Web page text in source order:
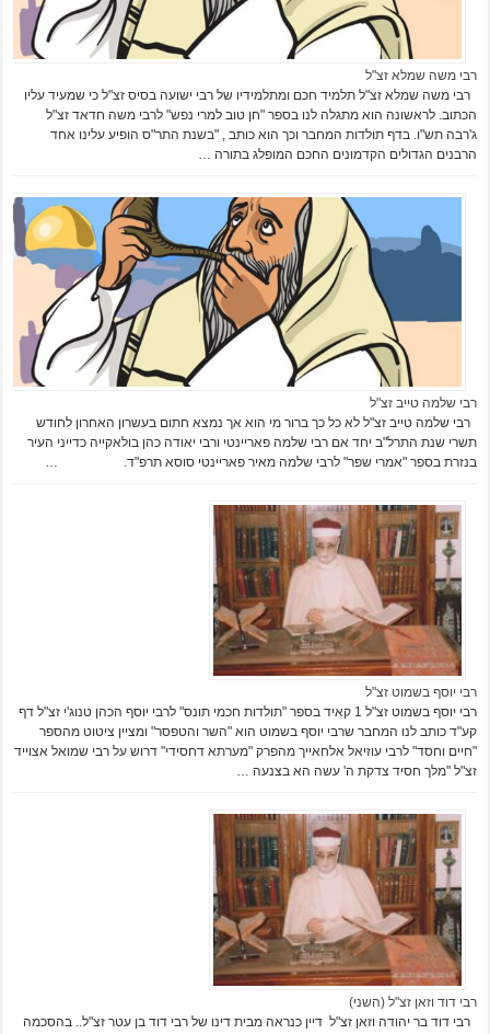
רבי משה שמלא זצ"ל
רבי משה שמלא זצ"ל תלמיד חכם ומתלמידיו של רבי ישועה בסיס זצ"ל כי שמעיד עליו
הכתוב. לראשונה הוא מתגלה לנו בספר "חן טוב למרי נפש" לרבי משה חדאד זצ"ל
ג'רבה תש"ו. בדף תולדות המחבר וכך הוא כותב , "בשנת התר"ס הופיע עלינו אחד
הרבנים הגדולים הקדמונים החכם המופלג בתורה …
רבי שלמה טייב זצ"ל
רבי שלמה טייב זצ"ל לא כל כך ברור מי הוא אך נמצא חתום בעשרון האחרון לחודש
תשרי שנת התרל"ב יחד אם רבי שלמה פאריינטי ורבי יאודה כהן בולאקייה כדייני העיר
בנזרת בספר "אמרי שפר" לרבי שלמה מאיר פאריינטי סוסא תרפ"ד. …
רבי יוסף בשמוט זצ"ל
רבי יוסף בשמוט זצ"ל 1 קאיד בספר "תולדות חכמי תונס" לרבי יוסף הכהן טנוג'י זצ"ל דף
קע"ד כותב לנו המחבר שרבי יוסף בשמוט הוא "השר והטפסר" ומציין ציטוט מהספר
"חיים וחסד" לרבי עוזיאל אלחאייך מהפרק "מערתא דחסידי" דרוש על רבי שמואל אצוייד
זצ"ל "מלך חסיד צדקת ה' עשה הא בצנעה …
רבי דוד וזאן זצ"ל (השני)
רבי דוד בר יהודה וזאן זצ"ל דיין כנראה מבית דינו של רבי דוד בן עטר זצ"ל.. בהסכמה